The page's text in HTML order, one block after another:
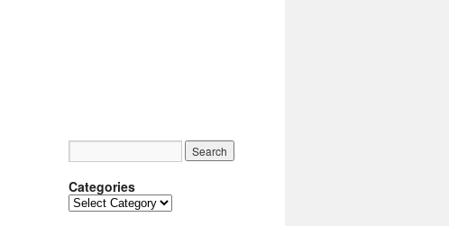
Categories
C